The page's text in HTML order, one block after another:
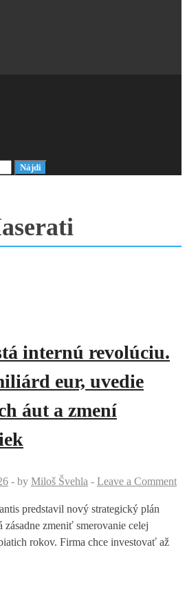
internú revolúciu.
eur, uvedie
áut a zmení
- by Miloš Švehla - Leave a Comment
predstavil nový strategický plán
zmeniť smerovanie celej
rokov. Firma chce investovať až